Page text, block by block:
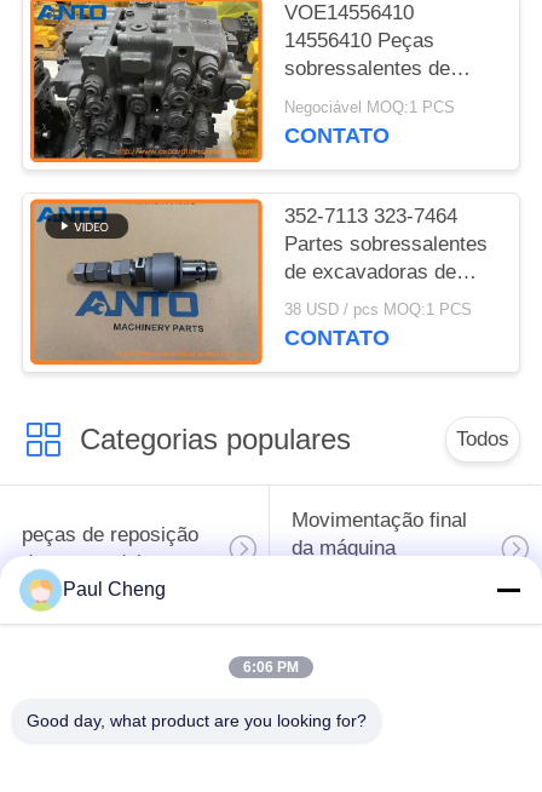
VOE14556410
14556410 Peças
sobressalentes de
escavadeiras de
válvulas de comando
Negociável MOQ:1 PCS
CONTATO
352-7113 323-7464
Partes sobressalentes
de excavadoras de
válvulas de alívio
principais para C7.1 C9
38 USD / pcs MOQ:1 PCS
CONTATO
Categorias populares Todos
peças de reposição
de escavadeira
Movimentação final
da máquina
peças de motor da
Paul Cheng
6:06 PM
Good day, what product are you looking for?